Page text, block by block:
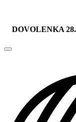
DOVOLENKA